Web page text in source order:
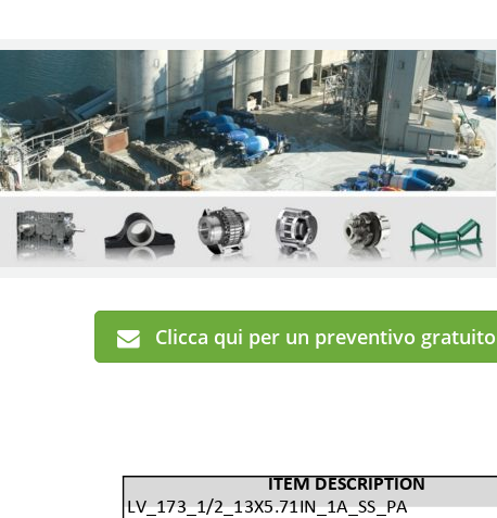
Clicca qui per un preventivo
ITEM DESCRIPTION
LV_173_1/2_13X5.71IN_1A_SS_PA